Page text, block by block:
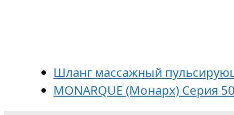
Шланг массажный
MONARQUE (Монарх) Серия